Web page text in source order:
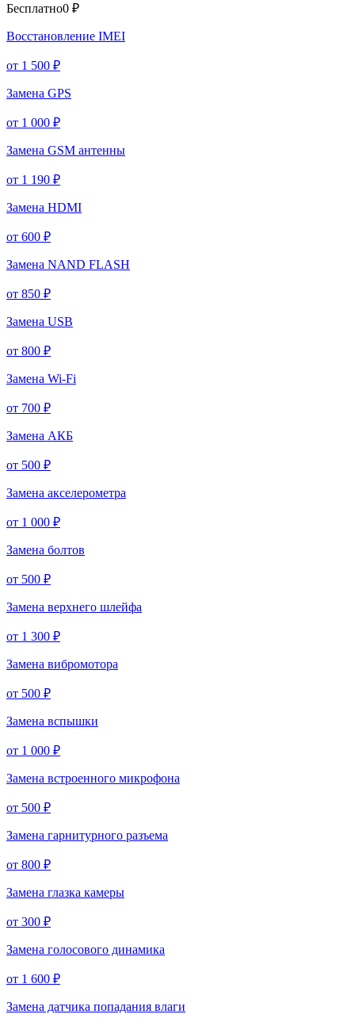
Бесплатно0 ₽
Восстановление IMEI
от 1 500 ₽
Замена GPS
от 1 000 ₽
Замена GSM антенны
от 1 190 ₽
Замена HDMI
от 600 ₽
Замена NAND FLASH
от 850 ₽
Замена USB
от 800 ₽
Замена Wi-Fi
от 700 ₽
Замена АКБ
от 500 ₽
Замена акселерометра
от 1 000 ₽
Замена болтов
от 500 ₽
Замена верхнего шлейфа
от 1 300 ₽
Замена вибромотора
от 500 ₽
Замена вспышки
от 1 000 ₽
Замена встроенного микрофона
от 500 ₽
Замена гарнитурного разъема
от 800 ₽
Замена глазка камеры
от 300 ₽
Замена голосового динамика
от 1 600 ₽
Замена датчика попадания влаги